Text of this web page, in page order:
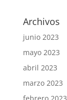
Archivos
junio 2023
mayo 2023
abril 2023
marzo 2023